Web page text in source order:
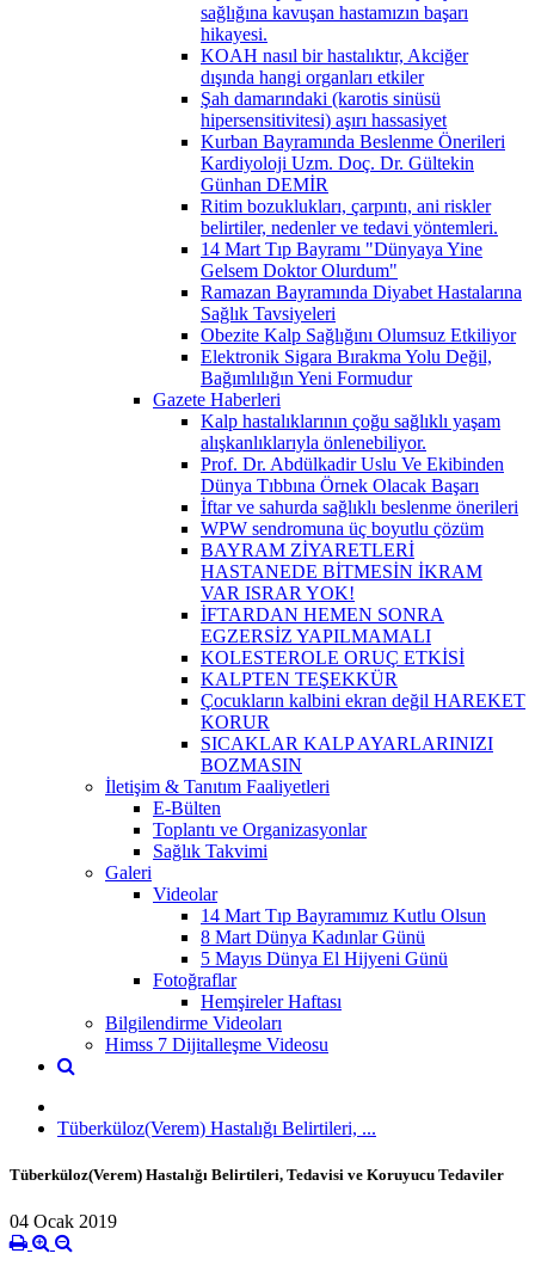
sağlığına kavuşan hastamızın başarı
hikayesi.
KOAH nasıl bir hastalıktır, Akciğer
dışında hangi organları etkiler
Şah damarındaki (karotis sinüsü
hipersensitivitesi) aşırı hassasiyet
Kurban Bayramında Beslenme Önerileri
Kardiyoloji Uzm. Doç. Dr. Gültekin
Günhan DEMİR
Ritim bozuklukları, çarpıntı, ani riskler
belirtiler, nedenler ve tedavi yöntemleri.
14 Mart Tıp Bayramı "Dünyaya Yine
Gelsem Doktor Olurdum"
Ramazan Bayramında Diyabet Hastalarına
Sağlık Tavsiyeleri
Obezite Kalp Sağlığını Olumsuz Etkiliyor
Elektronik Sigara Bırakma Yolu Değil,
Bağımlılığın Yeni Formudur
Gazete Haberleri
Kalp hastalıklarının çoğu sağlıklı yaşam
alışkanlıklarıyla önlenebiliyor.
Prof. Dr. Abdülkadir Uslu Ve Ekibinden
Dünya Tıbbına Örnek Olacak Başarı
İftar ve sahurda sağlıklı beslenme önerileri
WPW sendromuna üç boyutlu çözüm
BAYRAM ZİYARETLERİ
HASTANEDE BİTMESİN İKRAM
VAR ISRAR YOK!
İFTARDAN HEMEN SONRA
EGZERSİZ YAPILMAMALI
KOLESTEROLE ORUÇ ETKİSİ
KALPTEN TEŞEKKÜR
Çocukların kalbini ekran değil HAREKET
KORUR
SICAKLAR KALP AYARLARINIZI
BOZMASIN
İletişim & Tanıtım Faaliyetleri
E-Bülten
Toplantı ve Organizasyonlar
Sağlık Takvimi
Galeri
Videolar
14 Mart Tıp Bayramımız Kutlu Olsun
8 Mart Dünya Kadınlar Günü
5 Mayıs Dünya El Hijyeni Günü
Fotoğraflar
Hemşireler Haftası
Bilgilendirme Videoları
Himss 7 Dijitalleşme Videosu
Tüberküloz(Verem) Hastalığı Belirtileri, ...
Tüberküloz(Verem) Hastalığı Belirtileri, Tedavisi ve Koruyucu Tedaviler
04 Ocak 2019